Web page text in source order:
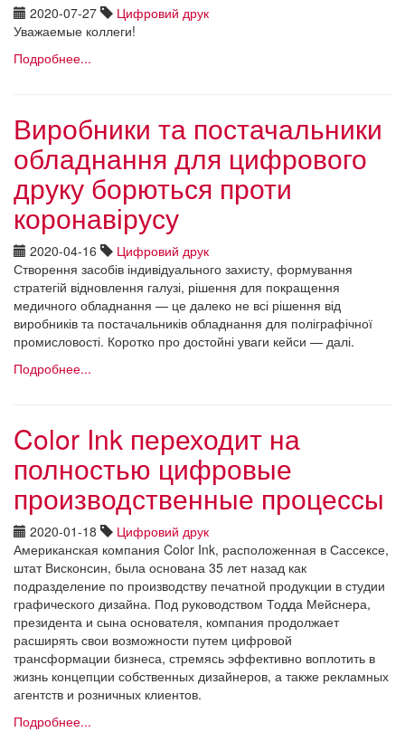
2020-07-27
Цифровий друк
Уважаемые коллеги!
Подробнее...
Виробники та постачальники
обладнання для цифрового
друку борються проти
коронавірусу
2020-04-16
Цифровий друк
Створення засобів індивідуального захисту, формування
стратегій відновлення галузі, рішення для покращення
медичного обладнання — це далеко не всі рішення від
виробників та постачальників обладнання для поліграфічної
промисловості. Коротко про достойні уваги кейси — далі.
Подробнее...
Color Ink переходит на
полностью цифровые
производственные процессы
2020-01-18
Цифровий друк
Американская компания Color Ink, расположенная в Сассексе,
штат Висконсин, была основана 35 лет назад как
подразделение по производству печатной продукции в студии
графического дизайна. Под руководством Тодда Мейснера,
президента и сына основателя, компания продолжает
расширять свои возможности путем цифровой
трансформации бизнеса, стремясь эффективно воплотить в
жизнь концепции собственных дизайнеров, а также рекламных
агентств и розничных клиентов.
Подробнее...